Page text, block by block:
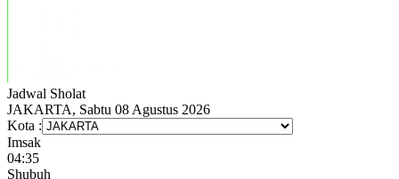
Jadwal Sholat
JAKARTA, Sabtu 08 Agustus 2026
Kota :
Imsak
04:35
Shubuh